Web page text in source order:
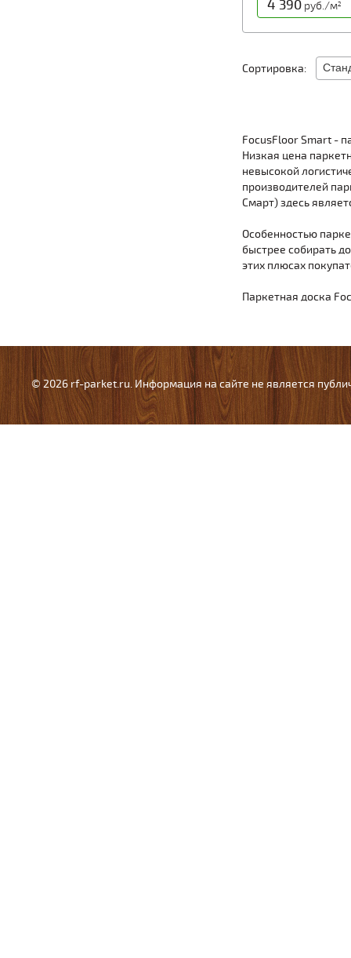
4 390руб./м2
Сортировка:
FocusFloor Smart -
Низкая цена
невысокой
производителей
Смарт) здесь
Особенностью
быстрее собирать
этих плюсах
Паркетная доска
© 2026 rf-parket.ru. Информация на сайте не является